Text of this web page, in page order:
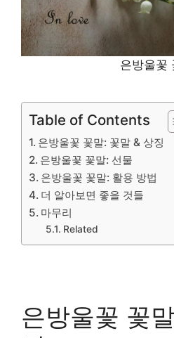
은방울꽃
Table of Contents
은방울꽃 꽃말: 꽃말 & 상징
은방울꽃 꽃말: 선물
은방울꽃 꽃말: 활용 방법
더 알아보면 좋을 것들
마무리
Related
은방울꽃 꽃